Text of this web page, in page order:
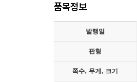
품목정보
발행일
판형
쪽수, 무게, 크기